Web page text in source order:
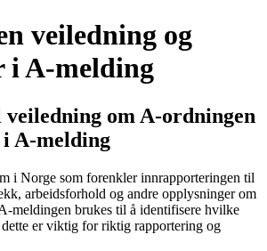
veiledning og
i A-melding
om A-ordningen
A-melding
i Norge som forenkler innrapporteringen til
arbeidsforhold og andre opplysninger om
meldingen brukes til å identifisere hvilke
dette er viktig for riktig rapportering og